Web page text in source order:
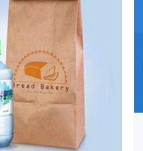
قالب-دروپال